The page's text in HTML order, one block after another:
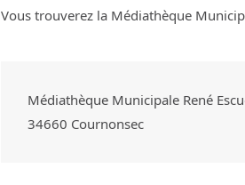
Vous trouverez la Médiathèque
Médiathèque Municipale René
34660 Cournonsec